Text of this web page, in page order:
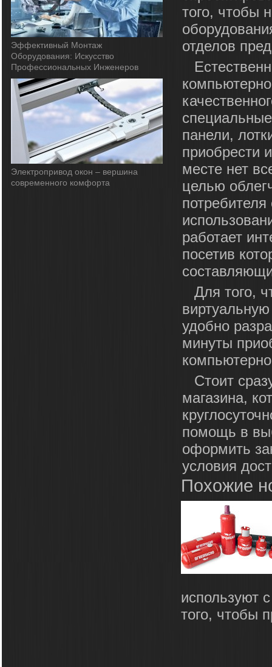
Эффективный Монтаж
Оборудования: Искусство
Профессиональных Инженеров
Электропривод окон – вершина
современного комфорта
того, чтобы
отделов
панели,
приобрести
месте нет
целью
работает
посетив
Для того,
удобно
минуты
Стоит
магазина,
помощь в
оформить
условия
Похожие
используют
того, чтобы